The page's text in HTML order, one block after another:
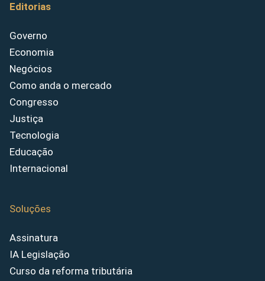
Editorias
Governo
Economia
Negócios
Como anda o mercado
Congresso
Justiça
Tecnologia
Educação
Internacional
Soluções
Assinatura
IA Legislação
Curso da reforma tributária